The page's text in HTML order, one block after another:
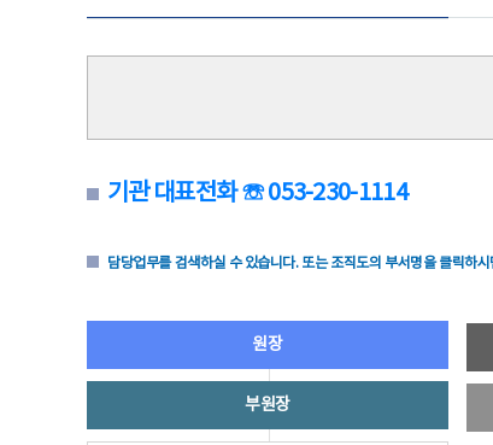
기관 대표전화 ☏ 053-230-1114
담당업무를 검색하실 수 있습니다. 또는 조직도의 부서명을 클릭하
원장
부원장